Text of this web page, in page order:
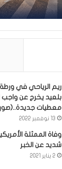
ريم الرياحي في
بلعيد يخرج عن
معطيات
13 نوفمبر 2022
وفاة الممثلة
شديد عن الخبر
2 يناير 2021